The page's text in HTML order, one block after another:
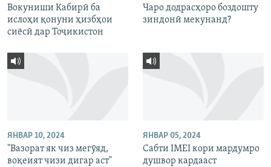
Вокуниши Кабирӣ ба
ислоҳи қонуни ҳизбҳои
сиёсӣ дар Тоҷикистон
Чаро додрасҳоро боздошту
зиндонӣ мекунанд?
ЯНВАР 10, 2024
"Вазорат як чиз мегӯяд,
воқеият чизи дигар аст"
ЯНВАР 05, 2024
Сабти IMEI кори мардумро
душвор кардааст